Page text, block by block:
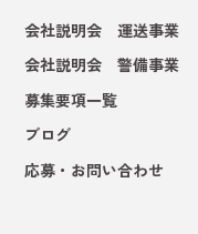
会社説明会 運送事業
会社説明会 警備事業
募集要項一覧
ブログ
応募・お問い合わせ